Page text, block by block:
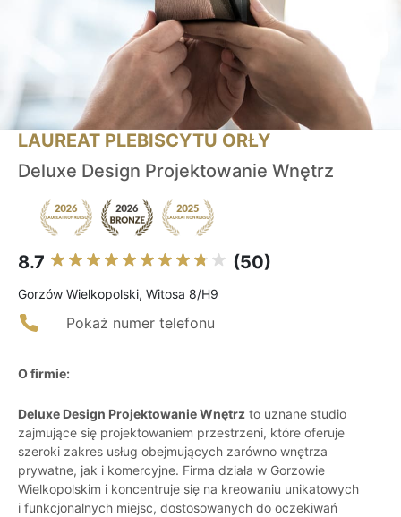
LAUREAT PLEBISCYTU ORŁY
Deluxe Design Projektowanie Wnętrz
8.7 (50)
Gorzów Wielkopolski, Witosa 8/H9
Pokaż numer telefonu
O firmie:
Deluxe Design Projektowanie Wnętrz to uznane studio
zajmujące się projektowaniem przestrzeni, które oferuje
szeroki zakres usług obejmujących zarówno wnętrza
prywatne, jak i komercyjne. Firma działa w Gorzowie
Wielkopolskim i koncentruje się na kreowaniu unikatowych
i funkcjonalnych miejsc, dostosowanych do oczekiwań